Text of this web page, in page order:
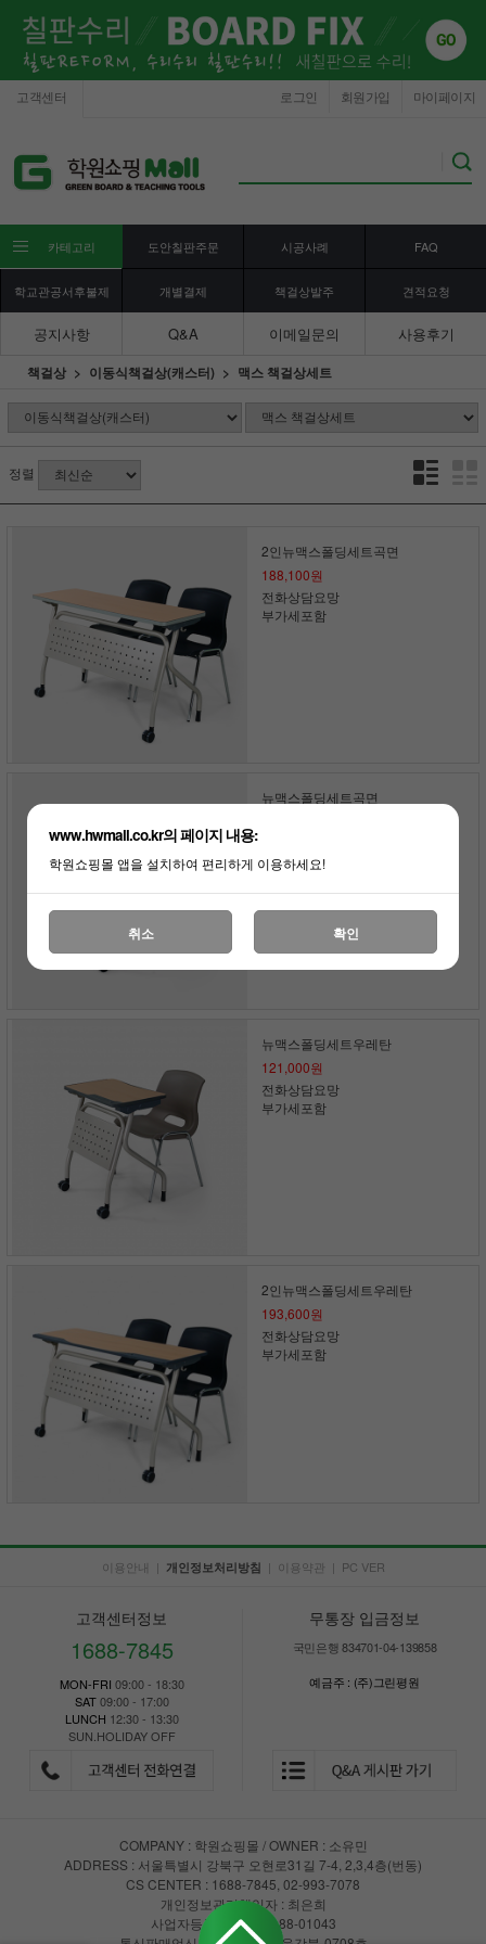
고객센터 마이페이지
회원가입
로그인
카테고리 도안칠판주문 시공사례 FAQ
학교관공서후불제 개별결제 책걸상발주 견적요청
공지사항 Q&A 이메일문의 사용후기
책걸상 이동식책걸상(캐스터) 맥스 책걸상세트
정렬
2인뉴맥스폴딩세트곡면
188,100원
전화상담요망
부가세포함
뉴맥스폴딩세트곡면
부가세포함
뉴맥스폴딩세트우레탄
121,000원
전화상담요망
부가세포함
2인뉴맥스폴딩세트우레탄
193,600원
전화상담요망
부가세포함
이용안내 | 개인정보처리방침 | 이용약관 | PC VER
고객센터정보
1688-7845
MON-FRI 09:00 - 18:30
SAT09:00 - 17:00
LUNCH 12:30 - 13:30
SUN.HOLIDAY OFF
무통장 입금정보
국민은행 834701-04-139858
예금주 : (주)그린평원
COMPANY : 학원쇼핑몰 / OWNER : 소유민
ADDRESS : 서울특별시 강북구 오현로31길 7-4, 2,3,4층(번동)
CS CENTER : 1688-7845, 02-993-7078
개인정보관리책임자 : 최은희
사업자등록번호 : 147-88-01043
www.hwmall.co.kr의 페이지 내용:
학원쇼핑몰 앱을 설치하여 편리하게 이용하세요!
취소 확인